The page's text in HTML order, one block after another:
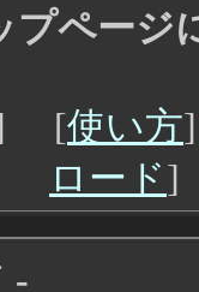
ページ
[使い方
ロード
-